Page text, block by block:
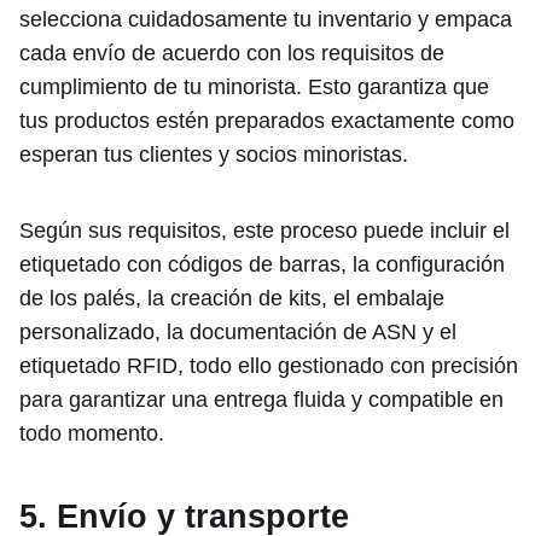
selecciona cuidadosamente tu inventario y empaca
cada envío de acuerdo con los requisitos de
cumplimiento de tu minorista. Esto garantiza que
tus productos estén preparados exactamente como
esperan tus clientes y socios minoristas.
Según sus requisitos, este proceso puede incluir el
etiquetado con códigos de barras, la configuración
de los palés, la creación de kits, el embalaje
personalizado, la documentación de ASN y el
etiquetado RFID, todo ello gestionado con precisión
para garantizar una entrega fluida y compatible en
todo momento.
5. Envío y transporte